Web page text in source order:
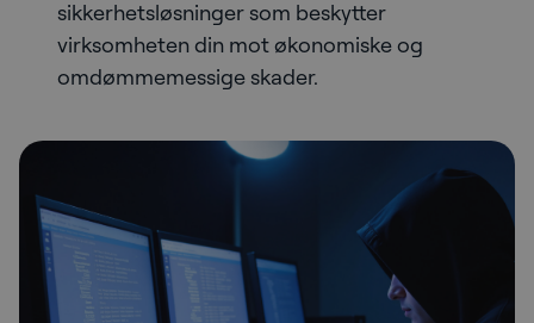
sikkerhetsløsninger som beskytter
virksomheten din mot økonomiske og
omdømmemessige skader.